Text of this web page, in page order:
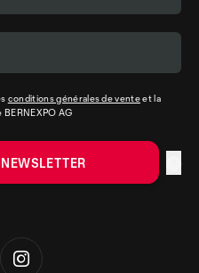
conditions générales de venteet la
BERNEXPO AG